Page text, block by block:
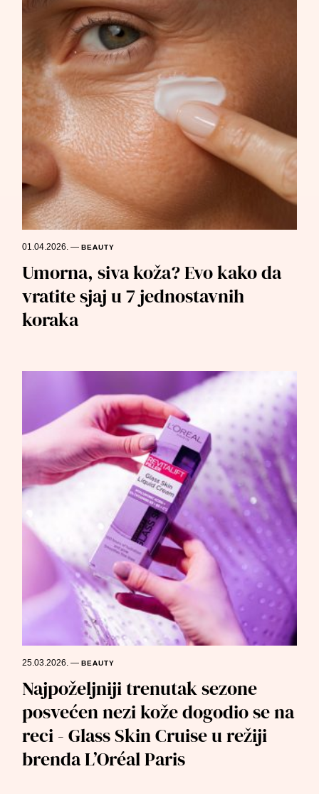
01.04.2026.—BEAUTY
Umorna, siva koža? Evo kako da
vratite sjaj u 7 jednostavnih
koraka
25.03.2026.—BEAUTY
Najpoželjniji trenutak sezone
posvećen nezi kože dogodio se na
reci - Glass Skin Cruise u režiji
brenda L’Oréal Paris